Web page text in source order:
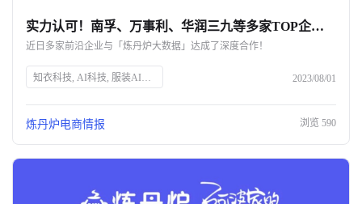
实力认可！南孚、万事利、华润三九等多家TOP企业与炼丹炉大数据达成深度合作
近日多家前沿企业与「炼丹炉大数据」达成了深度合作！
知衣科技, AI科技, 服装AI大数据, 炼丹炉大数据, 数据分析, 商业决策, 电商数据, 淘系电商, 京东, 抖音, 小红书, 数据采集, 行业洞察, 竞品分析, 品牌增长, 数字营销 2023/08/01
炼丹炉电商情报 浏览 590